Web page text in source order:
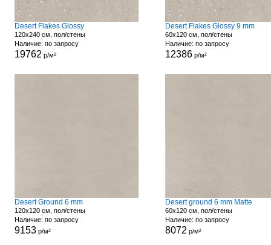
Desert Flakes Glossy
120x240 см, пол/стены
Наличие: по запросу
19762 р/м²
Desert Flakes Glossy 9 mm
60x120 см, пол/стены
Наличие: по запросу
12386р/м²
Desert Ground 6 mm
120x120 см, пол/стены
Наличие: по запросу
9153р/м²
Desert ground 6 mm Matte
60x120 см, пол/стены
Наличие: по запросу
8072 р/м²